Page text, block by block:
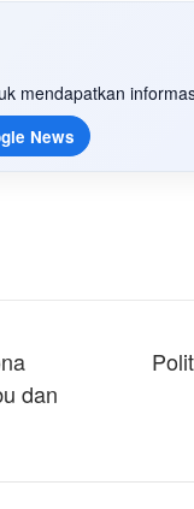
mendapatkan
News
dan